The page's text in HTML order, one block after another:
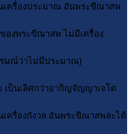
เครื่องประมาณ อันพระขีณาสพ
พระขีณาสพ ไม่มีเครื่อง
มณ์ว่าไม่มีประมาณ)
นเลิศกว่าอากิญจัญญาเจโต
เครื่องกังวล อันพระขีณาสพละได้